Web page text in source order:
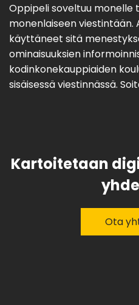
Oppipeli soveltuu monelle
monenlaiseen viestintään.
käyttäneet sitä
ominaisuuksien
kodinkonekauppiaiden
sisäisessä viestinnässä.
Kartoitetaan
Ota